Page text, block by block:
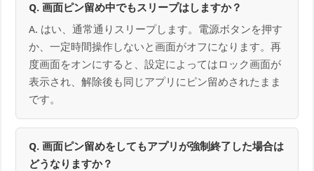
Q. 画面ピン留め中でもスリープはしますか？
A. はい、通常通りスリープします。電源ボタンを押す
か、一定時間操作しないと画面がオフになります。再
度画面をオンにすると、設定によってはロック画面が
表示され、解除後も同じアプリにピン留めされたまま
です。
Q. 画面ピン留めをしてもアプリが強制終了した場合は
どうなりますか？